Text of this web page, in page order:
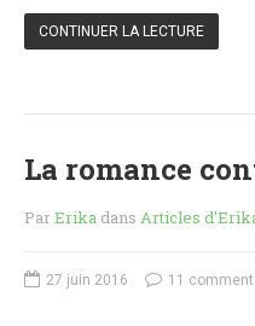
Articles D'Erika
Aventure
Bande Dessinée
Bilan
CONTINUER LA LECTURE
La romance
ParErika dans Articles
27 juin 2016 11